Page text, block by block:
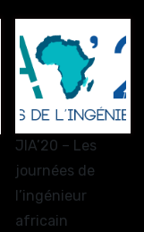
JIA’20 – Les
journées de
l’ingénieur
africain